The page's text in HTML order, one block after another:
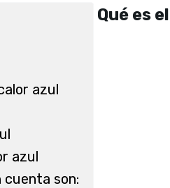
azul
azul
cuenta son:
Qué es